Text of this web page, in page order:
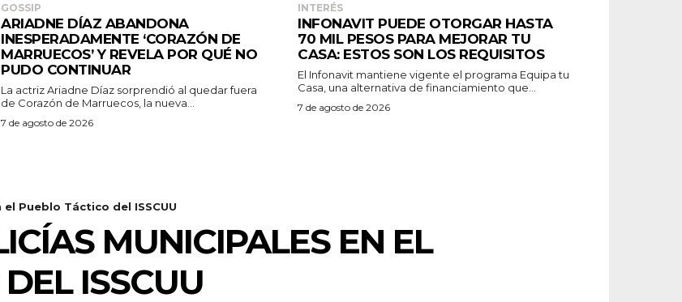
GOSSIP
ARIADNE DÍAZ ABANDONA
INESPERADAMENTE ‘CORAZÓN DE
MARRUECOS’ Y REVELA POR QUÉ NO
PUDO CONTINUAR
La actriz Ariadne Díaz sorprendió al quedar fuera
de Corazón de Marruecos, la nueva...
7 de agosto de 2026
INTERÉS
INFONAVIT PUEDE OTORGAR HASTA
70 MIL PESOS PARA MEJORAR TU
CASA: ESTOS SON LOS REQUISITOS
El Infonavit mantiene vigente el programa Equipa tu
Casa, una alternativa de financiamiento que...
7 de agosto de 2026